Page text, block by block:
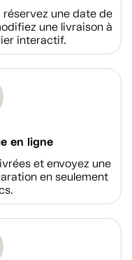
une date de
une livraison à
interactif.
en ligne
et envoyez une
en seulement